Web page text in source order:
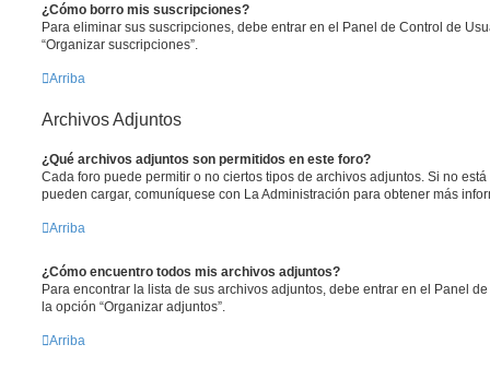
¿Cómo borro mis suscripciones?
Para eliminar sus suscripciones, debe entrar en el Panel de Control de
“Organizar suscripciones”.
Arriba
Archivos Adjuntos
¿Qué archivos adjuntos son permitidos en este foro?
Cada foro puede permitir o no ciertos tipos de archivos adjuntos. Si no
pueden cargar, comuníquese con La Administración para obtener más
Arriba
¿Cómo encuentro todos mis archivos adjuntos?
Para encontrar la lista de sus archivos adjuntos, debe entrar en el Panel
la opción “Organizar adjuntos”.
Arriba